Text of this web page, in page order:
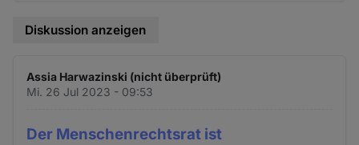
Diskussion anzeigen
Assia Harwazinski (nicht überprüft)
Mi. 26 Jul 2023 - 09:53
Der Menschenrechtsrat ist